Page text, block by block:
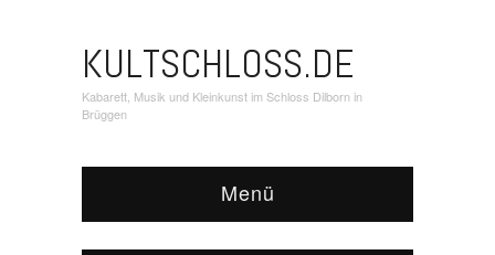
KULTSCHLOSS.DE
Kabarett, Musik und Kleinkunst im Schloss Dilborn in
Brüggen
Menü